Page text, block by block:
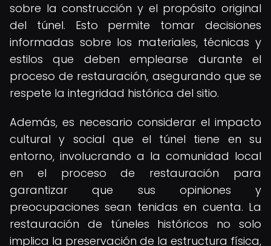
sobre la construcción y el propósito original
del túnel. Esto permite tomar decisiones
informadas sobre los materiales, técnicas y
estilos que deben emplearse durante el
proceso de restauración, asegurando que se
respete la integridad histórica del sitio.
Además, es necesario considerar el impacto
cultural y social que el túnel tiene en su
entorno, involucrando a la comunidad local
en el proceso de restauración para
garantizar que sus opiniones y
preocupaciones sean tenidas en cuenta. La
restauración de túneles históricos no solo
implica la preservación de la estructura física,